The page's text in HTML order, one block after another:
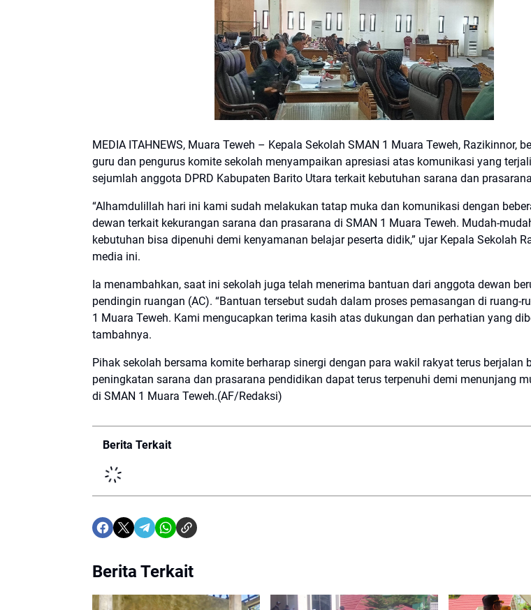
MEDIA ITAHNEWS, Muara Teweh – Kepala Sekolah SMAN 1 Muara Teweh, Razikinnor,
guru dan pengurus komite sekolah menyampaikan apresiasi atas komunikasi yang
sejumlah anggota DPRD Kabupaten Barito Utara terkait kebutuhan sarana dan
“Alhamdulillah hari ini kami sudah melakukan tatap muka dan komunikasi dengan
dewan terkait kekurangan sarana dan prasarana di SMAN 1 Muara Teweh. Mudah-
kebutuhan bisa dipenuhi demi kenyamanan belajar peserta didik,” ujar Kepala Sekolah
media ini.
Ia menambahkan, saat ini sekolah juga telah menerima bantuan dari anggota dewan
pendingin ruangan (AC). “Bantuan tersebut sudah dalam proses pemasangan di ruang-
1 Muara Teweh. Kami mengucapkan terima kasih atas dukungan dan perhatian yang
tambahnya.
Pihak sekolah bersama komite berharap sinergi dengan para wakil rakyat terus berjalan
peningkatan sarana dan prasarana pendidikan dapat terus terpenuhi demi menunjang
di SMAN 1 Muara Teweh.(AF/Redaksi)
Berita Terkait
Berita Terkait